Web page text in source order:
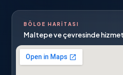
BÖLGE HARITASI
Maltepeve çevresinde hizmet